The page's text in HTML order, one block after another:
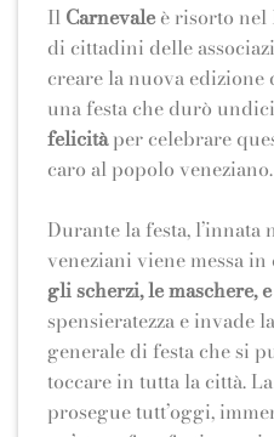
Il Carnevaleè risorto nel
di cittadini delle
creare la nuova edizione
una festa che durò
felicitàper celebrare
caro al popolo veneziano.
Durante la festa,
veneziani viene messa in
gli scherzi, le maschere,
spensieratezza e invade
generale di festa che si
toccare in tutta la città.
prosegue tutt’oggi,